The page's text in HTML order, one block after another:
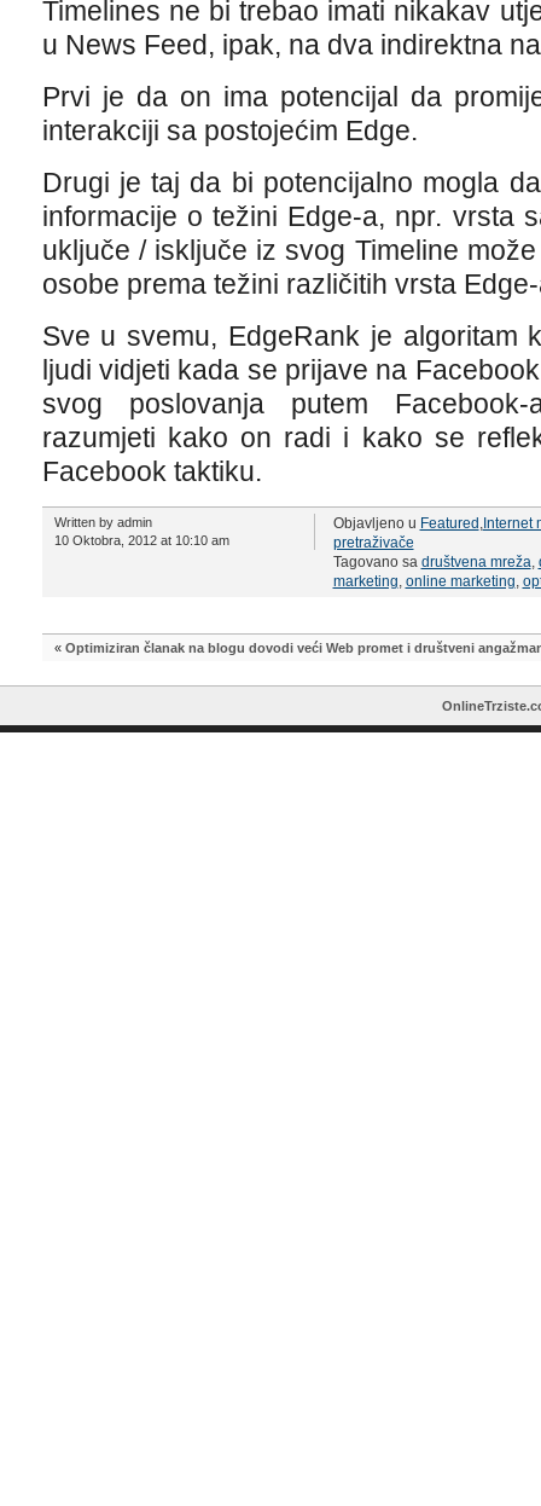
Timelines ne bi trebao imati nikakav
u News Feed, ipak, na dva indirektna
Prvi je da on ima potencijal da
interakciji sa postojećim Edge.
Drugi je taj da bi potencijalno mogla
informacije o težini Edge-a, npr. vrsta
uključe / isključe iz svog Timeline
osobe prema težini različitih vrsta
Sve u svemu, EdgeRank je algoritam
ljudi vidjeti kada se prijave na
svog poslovanja putem
razumjeti kako on radi i kako se
Facebook taktiku.
Written by admin
10 Oktobra, 2012 at 10:10 am
Objavljeno u Featured ,Internet
pretraživače
Tagovano sa društvena mreža,
marketing, online marketing,
« Optimiziran članak na blogu dovodi veći Web promet i društveni